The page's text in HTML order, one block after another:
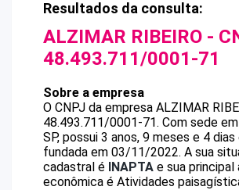
Resultados da consulta:
ALZIMAR RIBEIRO -
48.493.711/0001-71
Sobre a empresa
O CNPJ da empresa ALZIMAR
48.493.711/0001-71. Com sede
SP, possui 3 anos, 9 meses e 4
fundada em 03/11/2022. A sua
cadastral é INAPTA e sua principal
econômica é Atividades